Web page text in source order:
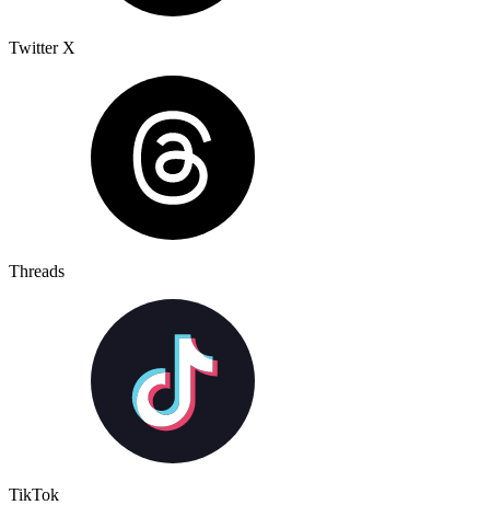
Twitter X
Threads
TikTok